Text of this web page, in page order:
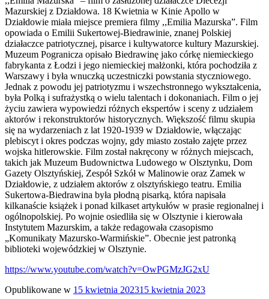
Mazurskiej z Działdowa. 18 Kwietnia w Kinie Apollo w
Działdowie miała miejsce premiera filmy ,,Emilia Mazurska”. Film
opowiada o Emilii Sukertowej-Biedrawinie, znanej Polskiej
działaczce patriotycznej, pisarce i kultywatorce kultury Mazurskiej.
Muzeum Pogranicza opisało Biedrawinę jako córkę niemieckiego
fabrykanta z Łodzi i jego niemieckiej małżonki, która pochodziła z
Warszawy i była wnuczką uczestniczki powstania styczniowego.
Jednak z powodu jej patriotyzmu i wszechstronnego wykształcenia,
była Polką i sufrażystką o wielu talentach i dokonaniach. Film o jej
życiu zawiera wypowiedzi różnych ekspertów i sceny z udziałem
aktorów i rekonstruktorów historycznych. Większość filmu skupia
się na wydarzeniach z lat 1920-1939 w Działdowie, włączając
plebiscyt i okres podczas wojny, gdy miasto zostało zajęte przez
wojska hitlerowskie. Film został nakręcony w różnych miejscach,
takich jak Muzeum Budownictwa Ludowego w Olsztynku, Dom
Gazety Olsztyńskiej, Zespół Szkół w Malinowie oraz Zamek w
Działdowie, z udziałem aktorów z olsztyńskiego teatru. Emilia
Sukertowa-Biedrawina była płodną pisarką, która napisała
kilkanaście książek i ponad kilkaset artykułów w prasie regionalnej i
ogólnopolskiej. Po wojnie osiedliła się w Olsztynie i kierowała
Instytutem Mazurskim, a także redagowała czasopismo
„Komunikaty Mazursko-Warmińskie”. Obecnie jest patronką
biblioteki wojewódzkiej w Olsztynie.
https://www.youtube.com/watch?v=OwPGMzJG2xU
Opublikowane w 15 kwietnia 202315 kwietnia 2023